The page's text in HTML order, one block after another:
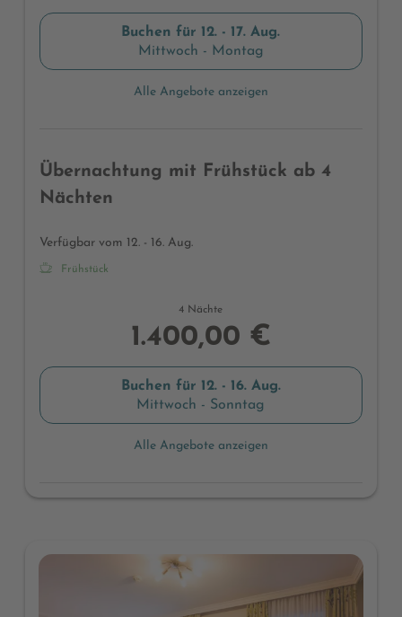
Buchen für 12. - 17. Aug.
Mittwoch - Montag
Alle Angebote anzeigen
Übernachtung mit Frühstück ab 4
Nächten
Verfügbar vom 12. - 16. Aug.
Frühstück
4 Nächte
1.400,00 €
Buchen für 12. - 16. Aug.
Mittwoch - Sonntag
Alle Angebote anzeigen